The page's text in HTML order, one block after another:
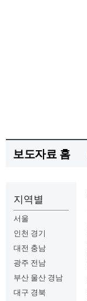
보도자료 홈
지역별
서울
인천 경기
대전 충남
광주 전남
부산 울산 경남
대구 경북